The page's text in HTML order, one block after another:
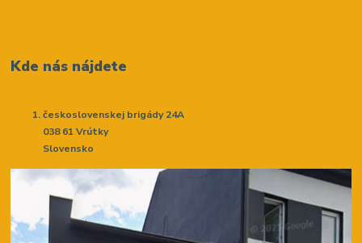
Kde nás nájdete
československej brigády 24A
038 61 Vrútky
Slovensko